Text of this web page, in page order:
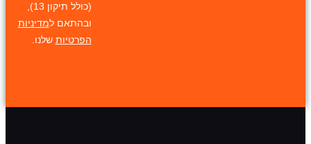
(כולל תיקון 13),
ובהתאם למדיניות
הפרטיות שלנו.